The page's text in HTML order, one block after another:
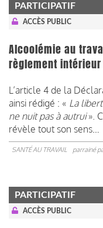
PARTICIPATIF
ACCÈS PUBLIC
Alcoolémie au
règlement
L’article 4 de la
ainsi rédigé : « La
ne nuit pas à autrui».
révèle tout son sens…
SANTÉ AU TRAVAIL parrainé
PARTICIPATIF
ACCÈS PUBLIC